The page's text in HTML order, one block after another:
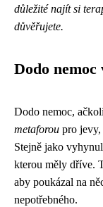
důležité najít si
důvěřujete.
Dodo
Dodo nemoc,
metaforou pro
Stejně jako
kterou měly dříve.
aby poukázal na
nepotřebného.